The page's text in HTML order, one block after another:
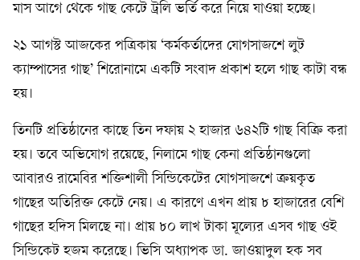
মাস আগে থেকে গাছ কেটে ট্রলি ভর্তি করে নিয়ে যাওয়া হচ্ছে।
২১ আগস্ট আজকের পত্রিকায় ‘কর্মকর্তাদের যোগসাজশে লুট
ক্যাম্পাসের গাছ’ শিরোনামে একটি সংবাদ প্রকাশ হলে গাছ কাটা বন্ধ
হয়।
তিনটি প্রতিষ্ঠানের কাছে তিন দফায় ২ হাজার ৬৪২টি গাছ বিক্রি করা
হয়। তবে অভিযোগ রয়েছে, নিলামে গাছ কেনা প্রতিষ্ঠানগুলো
আবারও রামেবির শক্তিশালী সিন্ডিকেটের যোগসাজশে ক্রয়কৃত
গাছের অতিরিক্ত কেটে নেয়। এ কারণে এখন প্রায় ৮ হাজারের বেশি
গাছের হদিস মিলছে না। প্রায় ৮০ লাখ টাকা মূল্যের এসব গাছ ওই
সিন্ডিকেট হজম করেছে। ভিসি অধ্যাপক ডা. জাওয়াদুল হক সব